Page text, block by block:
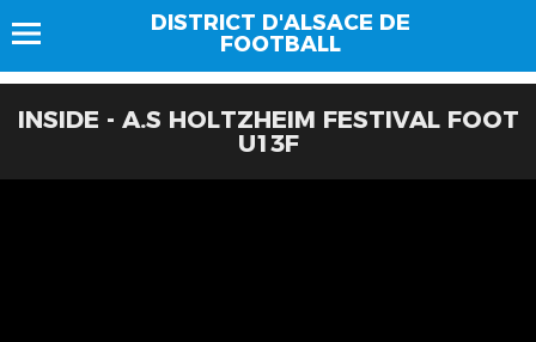
DISTRICT D'ALSACE DE
FOOTBALL
INSIDE - A.S HOLTZHEIM FESTIVAL FOOT
U13F